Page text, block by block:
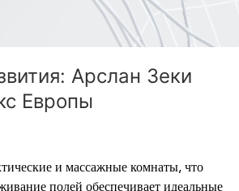
Арслан Зеки
Европы
и массажные комнаты, что
полей обеспечивает идеальные